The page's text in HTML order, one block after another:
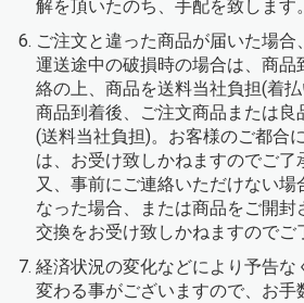
解を頂いたのち、手配を致します。
ご注文と違った商品が届いた場合
運送途中の破損時の場合は、商品
絡の上、商品を送料当社負担(着払
商品到着後、ご注文商品または良
(送料当社負担)。お客様のご都合
は、お受け致しかねますのでご了
又、事前にご連絡いただけない場
なった場合、または商品をご開封
交換をお受け致しかねますのでご
経済状況の変化などにより予告な
変わる事がございますので、お手